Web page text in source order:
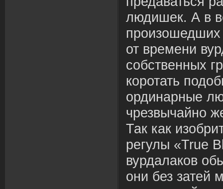
людишек. А в
от времени
собственных
коротать
ординарные
чрезвычайно
Так как
регулы «True
вурдалаков
они без затей